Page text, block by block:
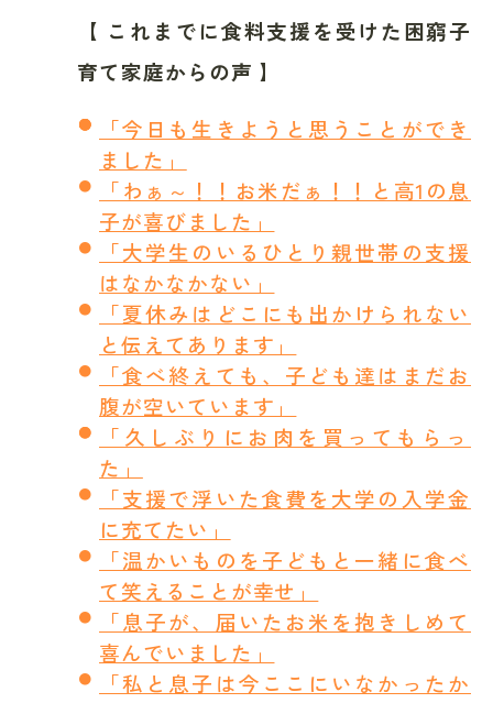
【 これまでに食料支援を受けた困窮子
育て家庭からの声 】
「今日も生きようと思うことができ
ました」
「わぁ～！！お米だぁ！！と高1の息
子が喜びました」
「大学生のいるひとり親世帯の支援
はなかなかない」
「夏休みはどこにも出かけられない
と伝えてあります」
「食べ終えても、子ども達はまだお
腹が空いています」
「久しぶりにお肉を買ってもらっ
た」
「支援で浮いた食費を大学の入学金
に充てたい」
「温かいものを子どもと一緒に食べ
て笑えることが幸せ」
「息子が、届いたお米を抱きしめて
喜んでいました」
「私と息子は今ここにいなかったか